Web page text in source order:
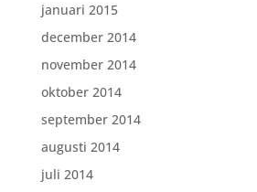
januari 2015
december 2014
november 2014
oktober 2014
september 2014
augusti 2014
juli 2014